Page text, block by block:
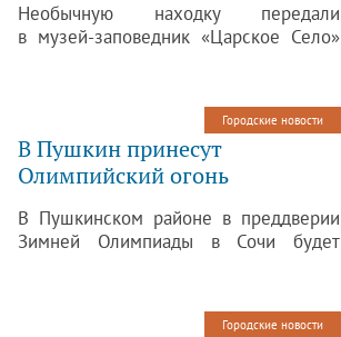
Необычную находку передали
в музей-заповедник «Царское Село»
в Пушкине — на фасадах дома № 10
по Садовой улице. Там находился
свернутый в рулон холст, обернутый
газетами 1917 — 1918 годов
кирпичами.
Городские новости
В Пушкин принесут
Олимпийский огонь
В Пушкинском районе в преддверии
Зимней Олимпиады в Сочи будет
Городские новости